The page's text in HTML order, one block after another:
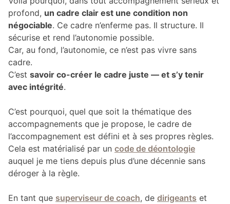
profond, un cadre clair est une condition non
négociable. Ce cadre n’enferme pas. Il structure. Il
sécurise et rend l’autonomie possible.
Car, au fond, l’autonomie, ce n’est pas vivre sans
cadre.
C’est savoir co-créer le cadre juste — et s’y tenir
avec intégrité.
C’est pourquoi, quel que soit la thématique des
accompagnements que je propose, le cadre de
l’accompagnement est défini et à ses propres règles.
Cela est matérialisé par un code de déontologie
auquel je me tiens depuis plus d’une décennie sans
déroger à la règle.
En tant que superviseur de coach, de dirigeants et